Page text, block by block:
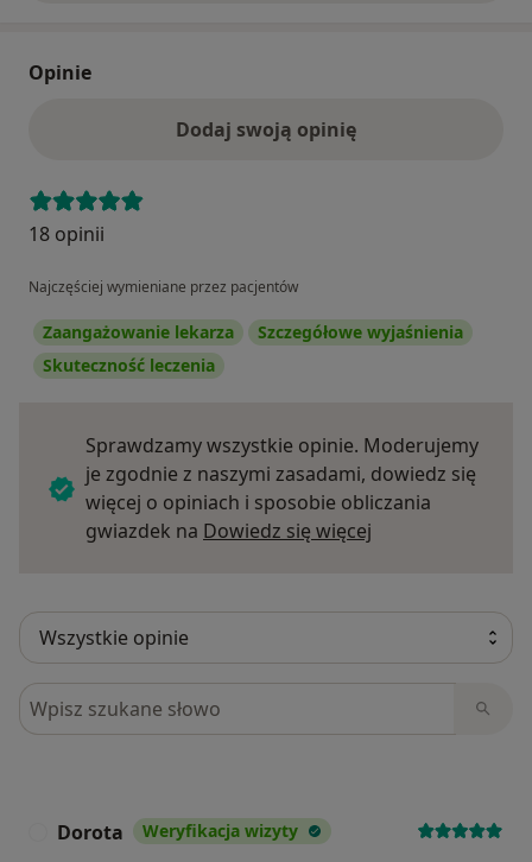
Opinie
Dodaj swoją opinię
18 opinii
Najczęściej wymieniane przez pacjentów
Zaangażowanie lekarza
Szczegółowe wyjaśnienia
Skuteczność leczenia
Sprawdzamy wszystkie opinie. Moderujemy
je zgodnie z naszymi zasadami, dowiedz się
więcej o opiniach i sposobie obliczania
gwiazdek na Dowiedz się więcej
Szukaj w opiniach
Dorota Weryfikacja wizyty